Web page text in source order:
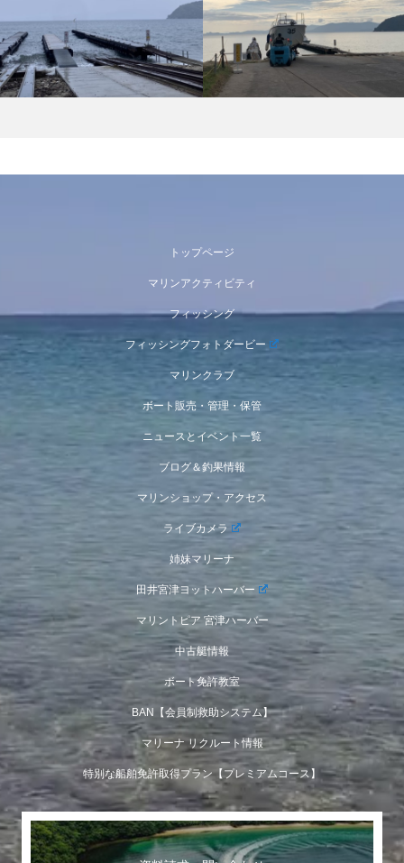
トップページ
マリンアクティビティ
フィッシング
フィッシングフォトダービー
マリンクラブ
ボート販売・管理・保管
ニュースとイベント一覧
ブログ＆釣果情報
マリンショップ・アクセス
ライブカメラ
姉妹マリーナ
田井宮津ヨットハーバー
マリントピア 宮津ハーバー
中古艇情報
ボート免許教室
BAN【会員制救助システム】
マリーナ リクルート情報
特別な船舶免許取得プラン【プレミアムコース】